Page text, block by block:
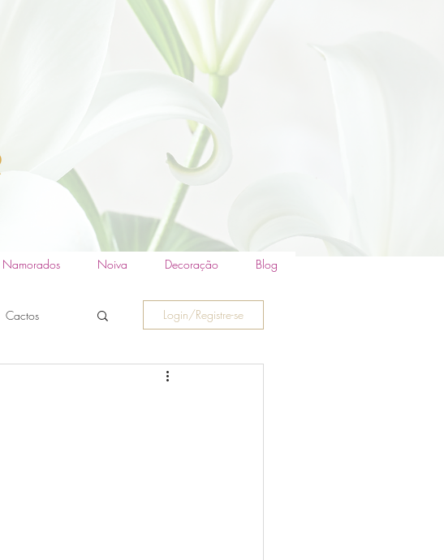
Namorados Noiva Decoração Blog
Cactos Login/Registre-se